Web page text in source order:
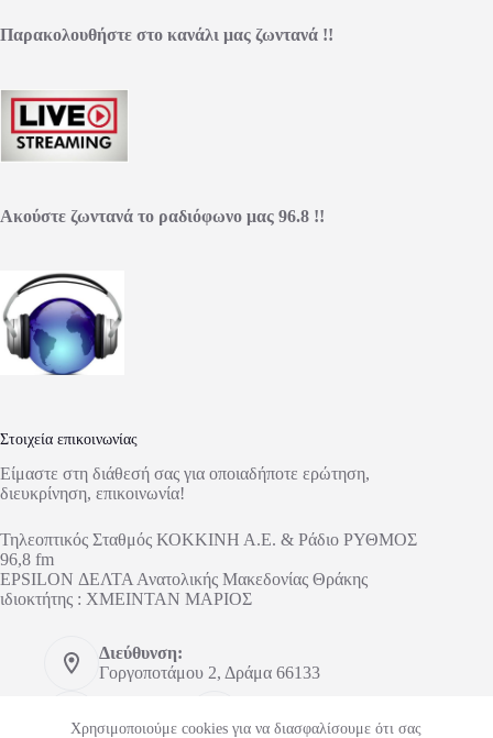
Χρησιμοποιούμε cookies για να διασφαλίσουμε ότι σας
Παρακολουθήστε στο κανάλι μας ζωντανά !!
Ακούστε ζωντανά το ραδιόφωνο μας 96.8 !!
Στοιχεία επικοινωνίας
Είμαστε στη διάθεσή σας για οποιαδήποτε ερώτηση,
διευκρίνηση, επικοινωνία!
Τηλεοπτικός Σταθμός ΚΟΚΚΙΝΗ Α.Ε. & Ράδιο ΡΥΘΜΟΣ
96,8 fm
EPSILON ΔΕΛΤΑ Ανατολικής Μακεδονίας Θράκης
ιδιοκτήτης : ΧΜΕΙΝΤΑΝ ΜΑΡΙΟΣ
Διεύθυνση:
Γοργοποτάμου 2, Δράμα 66133
2521303673
6948148626